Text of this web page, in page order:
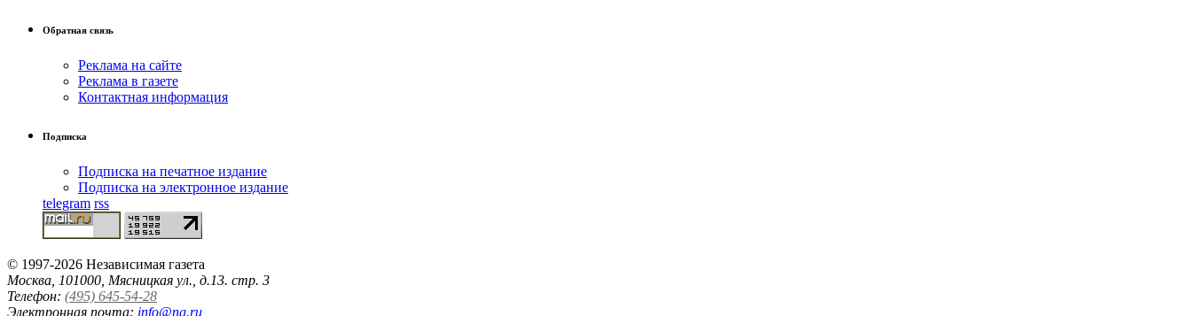
Обратная связь
Реклама на сайте
Реклама в газете
Контактная информация
Подписка
Подписка на печатное издание
Подписка на электронное издание
telegram rss
© 1997-2026 Независимая газета
Москва, 101000, Мясницкая ул., д.13. стр. 3
Телефон: (495) 645-54-28
Электронная почта: info@ng.ru